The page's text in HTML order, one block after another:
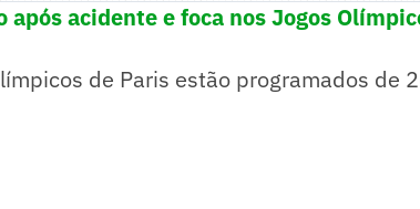
acidente e foca nos Jogos
de Paris estão programados de